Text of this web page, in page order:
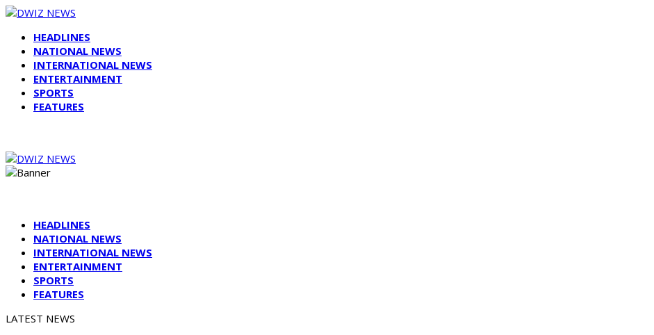
HEADLINES
NATIONAL NEWS
INTERNATIONAL NEWS
ENTERTAINMENT
SPORTS
FEATURES
HEADLINES
NATIONAL NEWS
INTERNATIONAL NEWS
ENTERTAINMENT
SPORTS
FEATURES
LATEST NEWS